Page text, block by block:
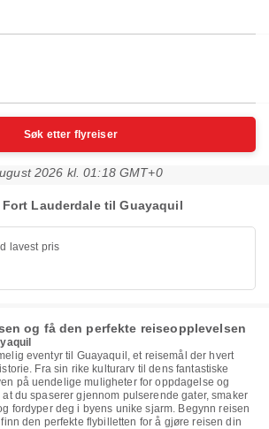
Søk etter flyreiser
2026 kl. 01:18 GMT+0
Lauderdale til Guayaquil
lavest pris
og få den perfekte reiseopplevelsen
eventyr til Guayaquil, et reisemål der hvert
Fra sin rike kulturarv til dens fantastiske
på uendelige muligheter for oppdagelse og
du spaserer gjennom pulserende gater, smaker
fordyper deg i byens unike sjarm. Begynn reisen
den perfekte flybilletten for å gjøre reisen din